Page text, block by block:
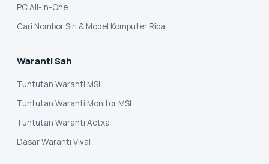
PC All-in-One
Cari Nombor Siri & Model Komputer Riba
Waranti Sah
Tuntutan Waranti MSI
Tuntutan Waranti Monitor MSI
Tuntutan Waranti Actxa
Dasar Waranti Vival